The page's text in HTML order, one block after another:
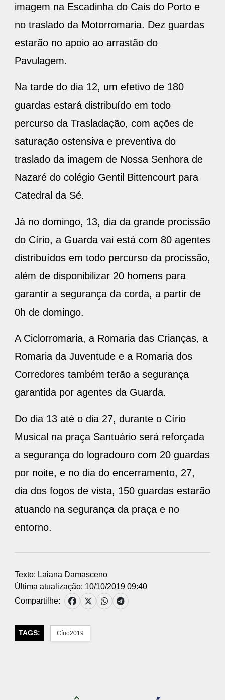
imagem na Escadinha do Cais do Porto e
no traslado da Motorromaria. Dez guardas
estarão no apoio ao arrastão do
Pavulagem.
Na tarde do dia 12, um efetivo de 180
guardas estará distribuído em todo
percurso da Trasladação, com ações de
saturação ostensiva e preventiva do
traslado da imagem de Nossa Senhora de
Nazaré do colégio Gentil Bittencourt para
Catedral da Sé.
Já no domingo, 13, dia da grande procissão
do Círio, a Guarda vai está com 80 agentes
distribuídos em todo percurso da procissão,
além de disponibilizar 20 homens para
garantir a segurança da corda, a partir de
0h de domingo.
A Ciclorromaria, a Romaria das Crianças, a
Romaria da Juventude e a Romaria dos
Corredores também terão a segurança
garantida por agentes da Guarda.
Do dia 13 até o dia 27, durante o Círio
Musical na praça Santuário será reforçada
a segurança do logradouro com 20 guardas
por noite, e no dia do encerramento, 27,
dia dos fogos de vista, 150 guardas estarão
atuando na segurança da praça e no
entorno.
Texto: Laiana Damasceno
Última atualização: 10/10/2019 09:40
Compartilhe:
TAGS: Círio2019